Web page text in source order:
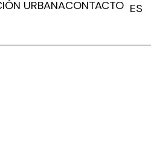
URBANACONTACTO ES
FR